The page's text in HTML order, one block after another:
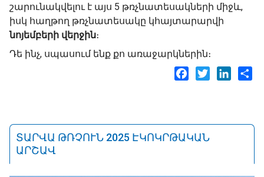
շարունակվելու է այս 5 թռչնատեսակների միջև,
իսկ հաղթող թռչնատեսակը կհայտարարվի
նոյեմբերի վերջին։
Դե ինչ, սպասում ենք քո առաջարկներին։
Facebook
Twitter
ՏԱՐՎԱ ԹՌՉՈՒՆ 2025 ԷԿՈԿՐԹԱԿԱՆ
ԱՐՇԱՎ